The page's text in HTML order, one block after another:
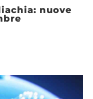
nuove